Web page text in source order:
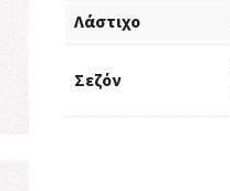
Λάστιχο
Σεζόν